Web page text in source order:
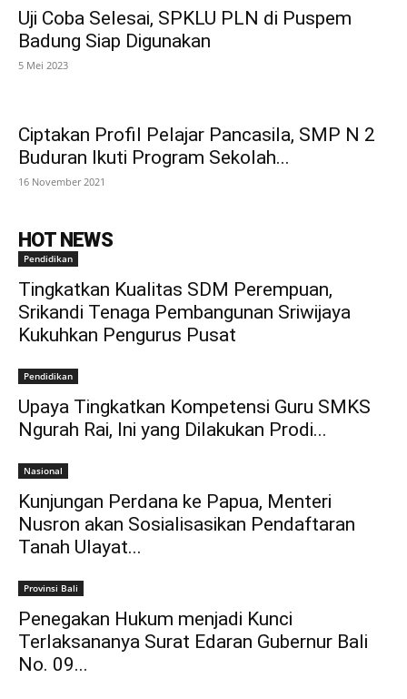
Uji Coba Selesai, SPKLU PLN di Puspem
Badung Siap Digunakan
5 Mei 2023
Ciptakan Profil Pelajar Pancasila, SMP N 2
Buduran Ikuti Program Sekolah...
16 November 2021
HOT NEWS
Pendidikan
Tingkatkan Kualitas SDM Perempuan,
Srikandi Tenaga Pembangunan Sriwijaya
Kukuhkan Pengurus Pusat
Pendidikan
Upaya Tingkatkan Kompetensi Guru SMKS
Ngurah Rai, Ini yang Dilakukan Prodi...
Nasional
Kunjungan Perdana ke Papua, Menteri
Nusron akan Sosialisasikan Pendaftaran
Tanah Ulayat...
Provinsi Bali
Penegakan Hukum menjadi Kunci
Terlaksananya Surat Edaran Gubernur Bali
No. 09...